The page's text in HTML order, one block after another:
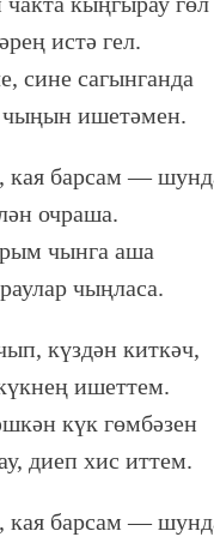
истә гел.
сине сагынганда
ишетәмен.
кая барсам —
очраша.
чынга аша
чыңласа.
күздән киткәч,
ишеттем.
күк гөмбәзен
диеп хис иттем.
кая барсам —